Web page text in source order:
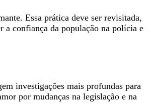
Essa prática deve ser revisitada,
a confiança da população na polícia e
investigações mais profundas para
por mudanças na legislação e na